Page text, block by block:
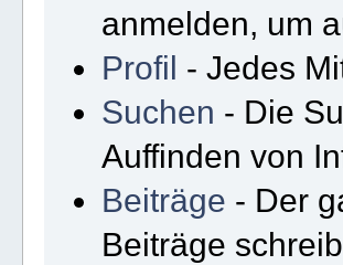
anmelden, um
Profil - Jedes
Suchen - Die
Auffinden von
Beiträge - Der
Beiträge